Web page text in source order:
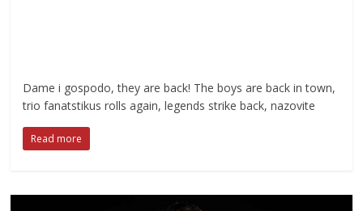
Dame i gospodo, they are back! The boys are back in town,
trio fanatstikus rolls again, legends strike back, nazovite
Read more